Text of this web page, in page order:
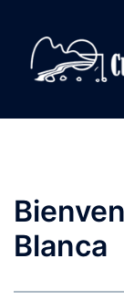
contenido
Blanca